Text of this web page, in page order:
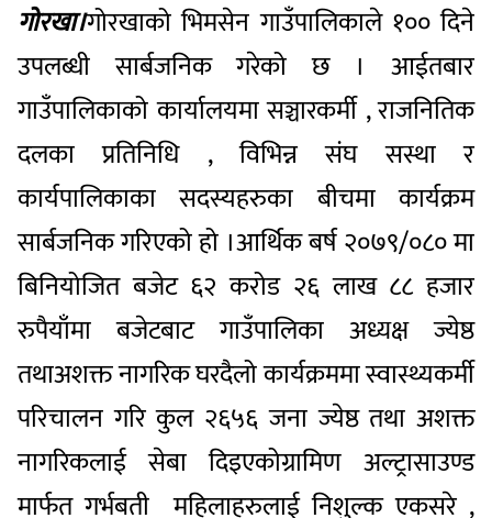
गोरखा।गोरखाको भिमसेन गाउँपालिकाले १०० दिने
उपलब्धी सार्बजनिक गरेको छ ।
आईतबार
गाउँपालिकाकोकार्यालयमासञ्चारकर्मी,राजनितिक
दलका
प्रतिनिधि,विभिन्न संघ सस्था
र
कार्यपालिकाका सदस्यहरुका बीचमा कार्यक्रम
सार्बजनिकगरिएकोहो ।आर्थिकबर्ष२०७९/०८०मा
बिनियोजित बजेट ६२ करोड २६ लाख ८८ हजार
रुपैयाँमा बजेटबाट गाउँपालिका अध्यक्ष ज्येष्ठ
तथाअशक्तनागरिकघरदैलोकार्यक्रममास्वास्थ्यकर्मी
परिचालन गरि कुल २६५६ जना ज्येष्ठ तथा अशक्त
नागरिकलाई सेबा दिइएकोग्रामिण अल्ट्रासाउण्ड
मार्फत गर्भबती महिलाहरुलाई निशुल्क एकसरे ,